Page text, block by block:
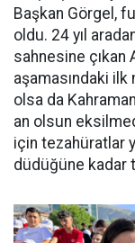
Başkan Görgel,
oldu. 24 yıl
sahnesine çıkan
aşamasındaki ilk
olsa da
an olsun
için tezahüratlar
düdüğüne kadar